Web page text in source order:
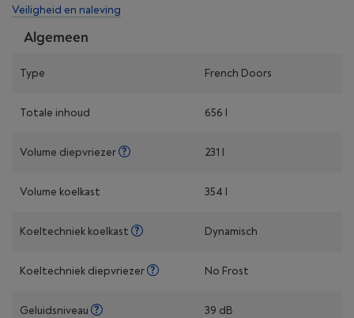
Veiligheid en naleving
Algemeen
Type French Doors
Totale inhoud 656 l
Volume diepvriezer 231 l
Volume koelkast 354 l
Koeltechniek koelkast Dynamisch
Koeltechniek diepvriezer No Frost
Geluidsniveau 39 dB